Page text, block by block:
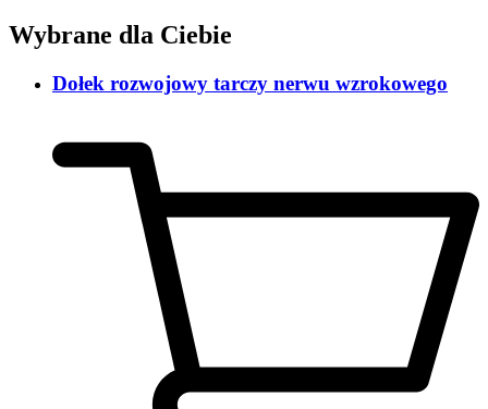
Wybrane dla Ciebie
Dołek rozwojowy tarczy nerwu wzrokowego